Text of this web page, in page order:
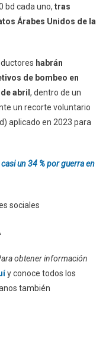
bd cada uno, tras
Árabes Unidos de la
habrán
de bombeo en
abril, dentro de un
un recorte voluntario
aplicado en 2023 para
un 34 % por guerra en
sociales
obtener información
y conoce todos los
también